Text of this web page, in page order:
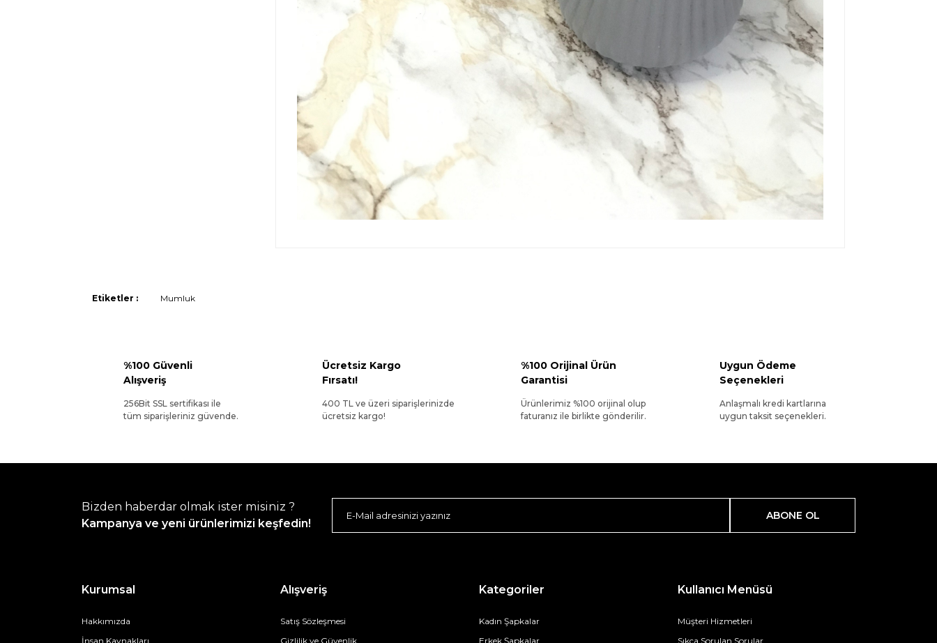
Etiketler : Mumluk
%100 Güvenli
Alışveriş
256Bit SSL sertifikası ile
tüm siparişleriniz güvende.
Ücretsiz Kargo
Fırsatı!
400 TL ve üzeri siparişlerinizde
ücretsiz kargo!
%100 Orijinal Ürün
Garantisi
Ürünlerimiz %100 orijinal olup
faturanız ile birlikte gönderilir.
Uygun Ödeme
Seçenekleri
Anlaşmalı kredi kartlarına
uygun taksit seçenekleri.
Bizden haberdar olmak ister misiniz ?
Kampanya ve yeni ürünlerimizi keşfedin!
ABONE OL
Kurumsal
Hakkımızda
İnsan Kaynakları
Alışveriş
Satış Sözleşmesi
Gizlilik ve Güvenlik
Kategoriler
Kadın Şapkalar
Erkek Şapkalar
Kullanıcı Menüsü
Müşteri Hizmetleri
Sıkça Sorulan Sorular